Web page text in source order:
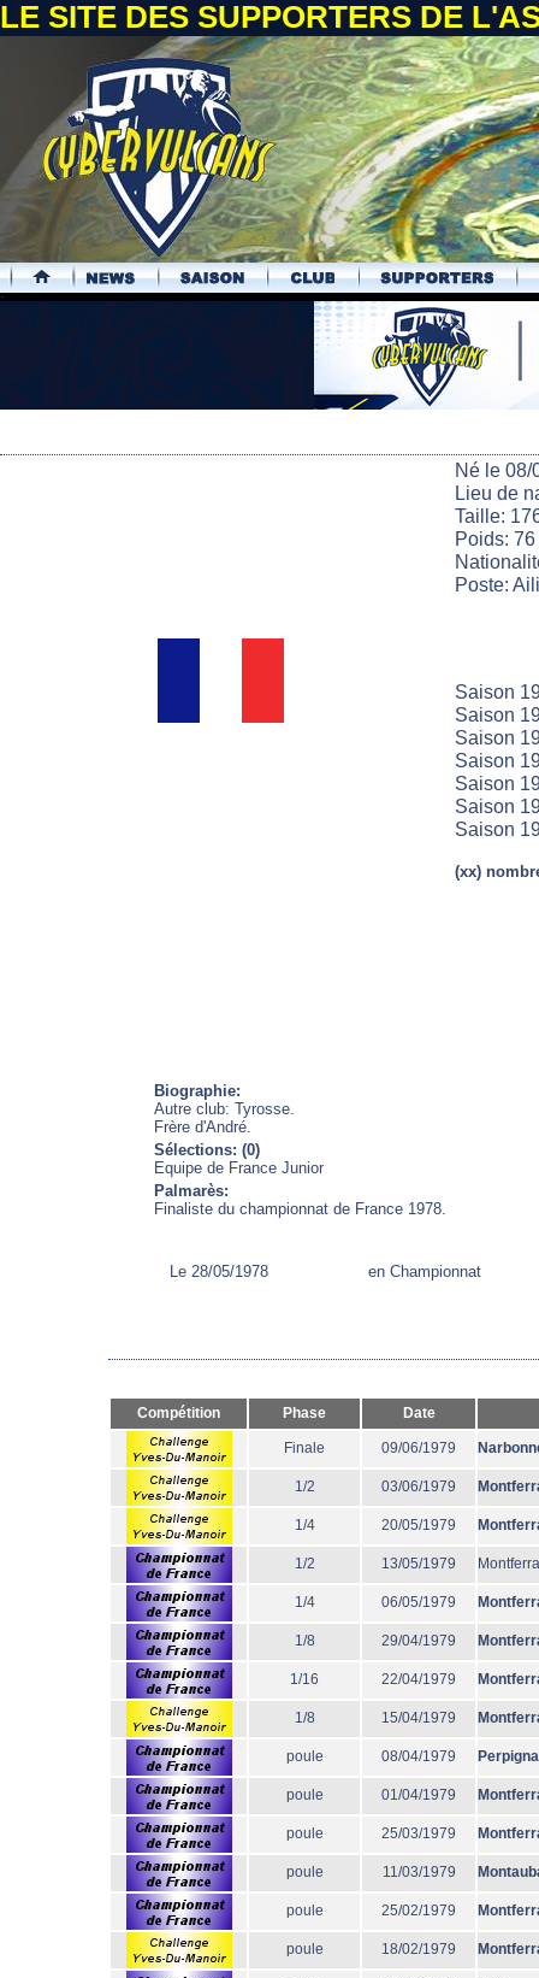
LE SITE DES SUPPORTERS DE
.
Né le 08/
Lieu de
Taille:
Poids:
Poste:
Saison
Saison
Saison
Saison
Saison
Saison
Saison
(xx)
Biographie:
Autre club: Tyrosse.
Frère d'André.
Sélections: (0)
Equipe de France Junior
Palmarès:
Finaliste du championnat de France 1978.
Le 28/05/1978 en Championnat
Compétition Phase Date
Finale 09/06/1979
1/2 03/06/1979
1/4 20/05/1979
1/2 13/05/1979
1/4 06/05/1979
1/8 29/04/1979
1/16 22/04/1979
1/8 15/04/1979
poule 08/04/1979
poule 01/04/1979
poule 25/03/1979
poule 11/03/1979
poule 25/02/1979
poule 18/02/1979